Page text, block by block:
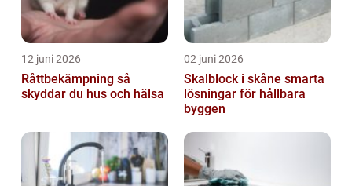
12 juni 2026
Råttbekämpning så
skyddar du hus och hälsa
02 juni 2026
Skalblock i skåne smarta
lösningar för hållbara
byggen